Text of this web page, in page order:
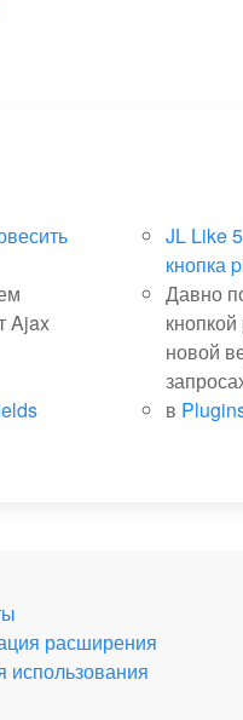
Ajax
JL Like
кнопка
Давно
новой
в
расширения
использования